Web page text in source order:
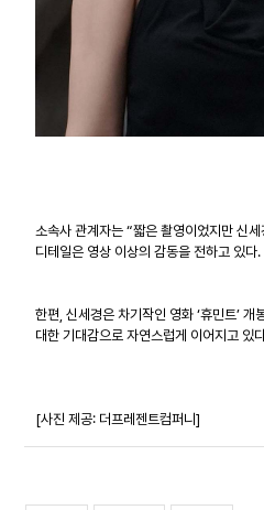
소속사 관계자는 “짧은 촬영이었지만 신
디테일은 영상 이상의 감동을 전하고 있다.
한편 신세경은 차기작인 영화 ‘휴민트’ 개
대한 기대감으로 자연스럽게 이어지고 있
[사진 제공: 더프레젠트컴퍼니]